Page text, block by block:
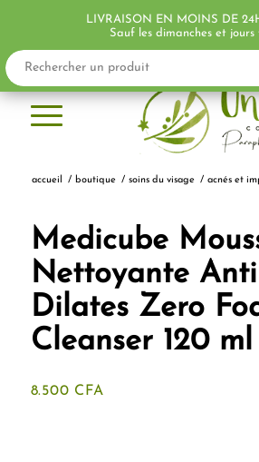
accueil / boutique / soins du visage / acnés et
Medicube
Nettoyante Anti
Dilates Zero
Cleanser 120 ml
8.500 CFA
LIVRAISON EN MOINS DE
Sauf les dimanches et jours